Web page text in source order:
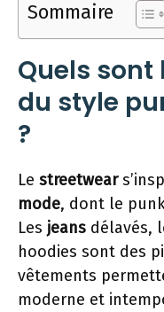
Sommaire
Quels sont
du style
?
Le streetwear
mode, dont le
Les jeans délavés,
hoodies sont des
vêtements
moderne et